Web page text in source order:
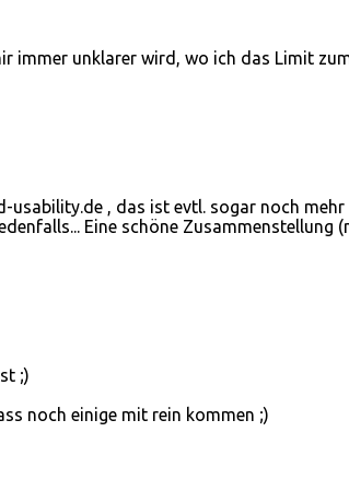
immer unklarer wird, wo ich das Limit
usability.de , das ist evtl. sogar noch mehr
Eine schöne Zusammenstellung
;)
noch einige mit rein kommen ;)